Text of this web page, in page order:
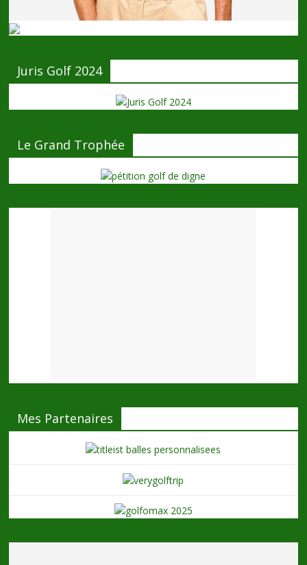
Juris Golf 2024
Le Grand Trophée
Mes Partenaires